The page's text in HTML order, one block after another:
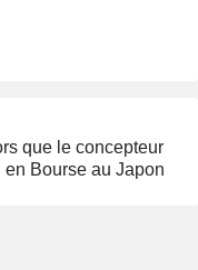
que le concepteur
Bourse au Japon